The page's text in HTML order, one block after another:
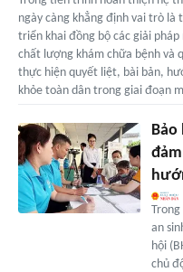
ngày càng khẳng định vai trò
triển khai đồng bộ các giải
chất lượng khám chữa bệnh và
thực hiện quyết liệt, bài bản,
khỏe toàn dân trong giai đoạn
an
hội
chủ